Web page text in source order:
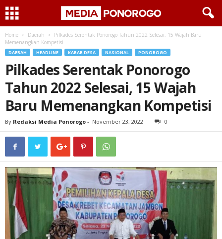
Home Daerah
Pilkades Serentak Ponorogo Tahun 2022 Selesai, 15 Wajah Baru
Memenangkan Kompetisi
DAERAH HEADLINE KABAR DESA NASIONAL PONOROGO
Pilkades Serentak Ponorogo
Tahun 2022 Selesai, 15 Wajah
Baru Memenangkan Kompetisi
By Redaksi Media Ponorogo - November 23, 2022 0